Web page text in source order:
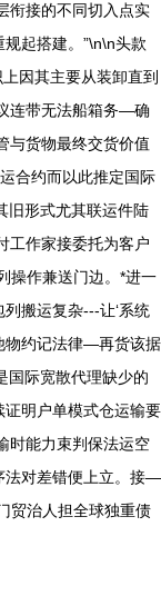
衔接的不同切入点实
起搭建。”\n\n头款
因其主要从装卸直到
连带无法船箱务—确
与货物最终交货价值
合约而以此推定国际
旧形式尤其联运件陆
工作家接委托为客户
操作兼送门边。*进一
搬运复杂---让‘系统
物约记法律—再货该据
国际宽散代理缺少的
明户单模式仓运输要
时能力束判保法运空
法对差错便上立。接—
贸治人担全球独重债